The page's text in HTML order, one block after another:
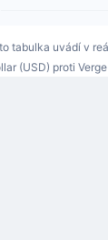
tabulka uvádí v
(USD) proti